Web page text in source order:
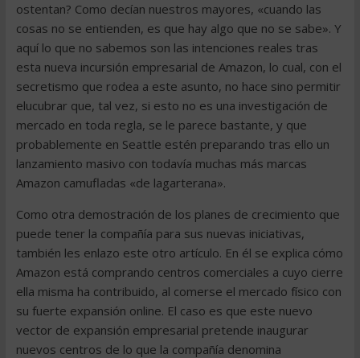
ostentan? Como decían nuestros mayores, «cuando las
cosas no se entienden, es que hay algo que no se sabe». Y
aquí lo que no sabemos son las intenciones reales tras
esta nueva incursión empresarial de Amazon, lo cual, con el
secretismo que rodea a este asunto, no hace sino permitir
elucubrar que, tal vez, si esto no es una investigación de
mercado en toda regla, se le parece bastante, y que
probablemente en Seattle estén preparando tras ello un
lanzamiento masivo con todavía muchas más marcas
Amazon camufladas «de lagarterana».
Como otra demostración de los planes de crecimiento que
puede tener la compañía para sus nuevas iniciativas,
también les enlazo este otro artículo. En él se explica cómo
Amazon está comprando centros comerciales a cuyo cierre
ella misma ha contribuido, al comerse el mercado físico con
su fuerte expansión online. El caso es que este nuevo
vector de expansión empresarial pretende inaugurar
nuevos centros de lo que la compañía denomina